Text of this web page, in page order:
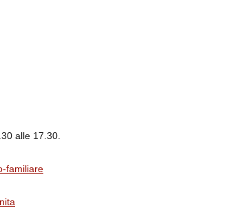
alle 17.30.
familiare